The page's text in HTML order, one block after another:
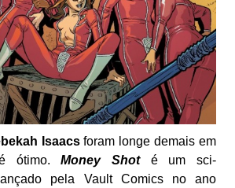
Isaacsforam longe demais em
ótimo.Money Shoté um sci-
pela Vault Comics no ano